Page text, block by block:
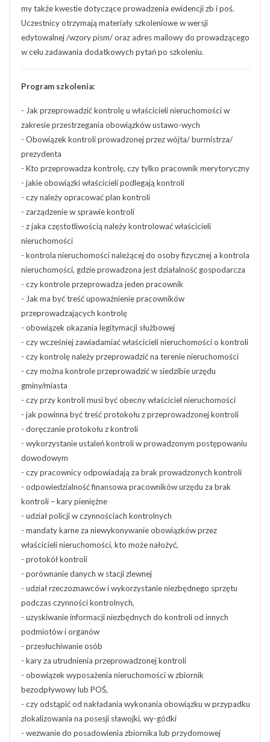
my także kwestie dotyczące prowadzenia ewidencji zb i poś.
Uczestnicy otrzymają materiały szkoleniowe w wersji
edytowalnej /wzory pism/ oraz adres mailowy do prowadzącego
w celu zadawania dodatkowych pytań po szkoleniu.
Program szkolenia:
- Jak przeprowadzić kontrolę u właścicieli nieruchomości w
zakresie przestrzegania obowiązków ustawo-wych
- Obowiązek kontroli prowadzonej przez wójta/ burmistrza/
prezydenta
- Kto przeprowadza kontrolę, czy tylko pracownik merytoryczny
- jakie obowiązki właścicieli podlegają kontroli
- czy należy opracować plan kontroli
- zarządzenie w sprawie kontroli
- z jaka częstotliwością należy kontrolować właścicieli
nieruchomości
- kontrola nieruchomości należącej do osoby fizycznej a kontrola
nieruchomości, gdzie prowadzona jest działalność gospodarcza
- czy kontrole przeprowadza jeden pracownik
- Jak ma być treść upoważnienie pracowników
przeprowadzających kontrolę
- obowiązek okazania legitymacji służbowej
- czy wcześniej zawiadamiać właścicieli nieruchomości o kontroli
- czy kontrolę należy przeprowadzić na terenie nieruchomości
- czy można kontrole przeprowadzić w siedzibie urzędu
gminy/miasta
- czy przy kontroli musi być obecny właściciel nieruchomości
- jak powinna być treść protokołu z przeprowadzonej kontroli
- doręczanie protokołu z kontroli
- wykorzystanie ustaleń kontroli w prowadzonym postępowaniu
dowodowym
- czy pracownicy odpowiadają za brak prowadzonych kontroli
- odpowiedzialność finansowa pracowników urzędu za brak
kontroli – kary pieniężne
- udział policji w czynnościach kontrolnych
- mandaty karne za niewykonywanie obowiązków przez
właścicieli nieruchomości, kto może nałożyć,
- protokół kontroli
- porównanie danych w stacji zlewnej
- udział rzeczoznawców i wykorzystanie niezbędnego sprzętu
podczas czynności kontrolnych,
- uzyskiwanie informacji niezbędnych do kontroli od innych
podmiotów i organów
- przesłuchiwanie osób
- kary za utrudnienia przeprowadzonej kontroli
- obowiązek wyposażenia nieruchomości w zbiornik
bezodpływowy lub POŚ,
- czy odstąpić od nakładania wykonania obowiązku w przypadku
zlokalizowania na posesji sławojki, wy-gódki
- wezwanie do posadowienia zbiornika lub przydomowej